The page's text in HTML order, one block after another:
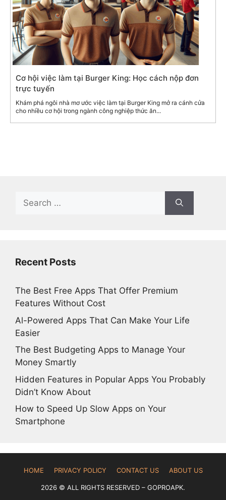
Cơ hội việc làm tại Burger King: Học cách nộp đơn
trực tuyến
Khám phá ngôi nhà mơ ước việc làm tại Burger King mở ra cánh cửa
cho nhiều cơ hội trong ngành công nghiệp thức ăn...
Search
for:
Recent Posts
The Best Free Apps That Offer Premium
Features Without Cost
Al-Powered Apps That Can Make Your Life
Easier
The Best Budgeting Apps to Manage Your
Money Smartly
Hidden Features in Popular Apps You Probably
Didn’t Know About
How to Speed Up Slow Apps on Your
Smartphone
HOME PRIVACY POLICY CONTACT US ABOUT US
2026 © ALL RIGHTS RESERVED – GOPROAPK.